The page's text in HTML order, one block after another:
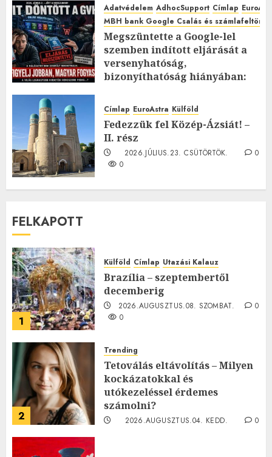
Adatvédelem AdhocSupport Címlap
MBH bank Google Csalás és
Megszüntette a Google-lel
szemben indított eljárását a
versenyhatóság,
bizonyíthatóság hiányában:
2026.JÚLIUS.23. CSÜTÖRTÖK.
0
Címlap EuroAstra Külföld
Fedezzük fel Közép-Ázsiát! –
II. rész
2026.JÚLIUS.23. CSÜTÖRTÖK.
0
0
FELKAPOTT
1
Külföld Címlap Utazási Kalauz
Brazília – szeptembertől
decemberig
2026.AUGUSZTUS.08. SZOMBAT.
0
0
2
Trending
Tetoválás eltávolítás – Milyen
kockázatokkal és
utókezeléssel érdemes
számolni?
2026.AUGUSZTUS.04. KEDD.
0